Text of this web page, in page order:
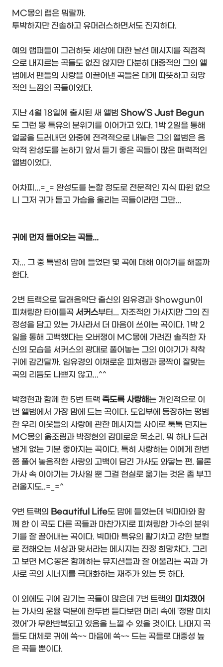
MC몽의 랩은 뭐랄까.
투박하지만 진솔하고 유머러스하면서도 진지하다.
예의 랩퍼들이 그러하듯 세상에 대한 날선 메시지를 직접적
으로 내지르는 곡들도 없진 않지만 다분히 대중적인 그의 앨
범에서 팬들의 사랑을 이끌어낸 곡들은 대게 따뜻하고 희망
적인 느낌의 곡들이었다.
지난 4월 18일에 출시된 새 앨범 Show'S Just Begun
도 그런 몽 특유의 분위기를 이어가고 있다. 1박 2일을 통해
얼굴을 드러내던 와중에 전격적으로 내놓은 그의 앨범은 음
악적 완성도를 논하기 앞서 듣기 좋은 곡들이 많은 매력적인
앨범이었다.
어차피...=_= 완성도를 논할 정도로 전문적인 지식 따윈 없으
니 그저 귀가 듣고 가슴을 울리는 곡들이라면 그만...
귀에 먼저 들어오는 곡들...
자... 그 중 특별히 맘에 들었던 몇 곡에 대해 이야기를 해볼까
한다.
2번 트랙으로 달래음악단 출신의 임유경과 $howgun이
피쳐링한 타이틀곡 서커스부터... 자조적인 가사지만 그의 진
정성을 담고 있는 가사라서 더 마음이 쓰이는 곡이다. 1박 2
일을 통해 고백했다는 오버쟁이 MC몽에 가려진 솔직한 자
신의 모습을 서커스의 광대로 풀어놓는 그의 이야기가 착착
귀에 감긴달까. 임유경의 이채로운 피쳐링과 쿵짝이 잘맞는
곡의 리듬도 나쁘지 않고...^^
박정현과 함께 한 5번 트랙 죽도록 사랑해는 개인적으로 이
번 앨범에서 가장 맘에 드는 곡이다. 도입부에 등장하는 평범
한 우리 이웃들의 사랑에 관한 메시지들 사이로 툭툭 던지는
MC몽의 읊조림과 박정현의 감미로운 목소리. 뭐 하나 드러
낼게 없는 기분 좋아지는 곡이다. 특히 사랑하는 이에게 한번
쯤 풀어 놓음직한 사랑의 고백이 담긴 가사도 와닿는 편. 물론
가사 속 이야기는 가사일 뿐 그걸 현실로 옮기는 것은 좀 부끄
러울지도..=_=^
9번 트랙의 Beautiful Life도 맘에 들었는데 빅마마와 함
께 한 이 곡도 다른 곡들과 마찬가지로 피쳐링한 가수의 분위
기를 잘 끌어내는 곡이다. 빅마마 특유의 활기차고 강한 보컬
로 전해오는 세상과 맞서라는 메시지는 진정 희망차다. 그리
고 보면 MC몽은 함께하는 뮤지션들과 잘 어울리는 곡과 가
사로 곡의 시너지를 극대화하는 재주가 있는 듯 하다.
이 외에도 귀에 감기는 곡들이 많은데 7번 트랙의 미치겠어
는 가사의 운율 덕분에 한두번 듣다보면 머리 속에 '정말 미치
겠어'가 무한반복되고 있음을 느낄 수 있을 것이다. 나머지 곡
들도 대체로 귀에 쏙~~ 마음에 쏙~~ 드는 곡들로 대중성 높
은 곡들 뿐이다.